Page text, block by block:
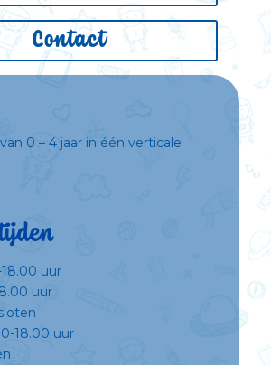
Contact
0 – 4 jaar in één verticale
uur
uur
18.00 uur